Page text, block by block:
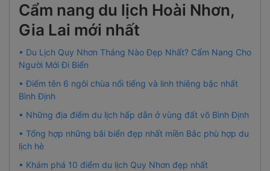
Cẩm nang du lịch Hoài Nhơn,
Gia Lai mới nhất
• Du Lịch Quy Nhơn Tháng Nào Đẹp Nhất? Cẩm Nang Cho
Người Mới Đi Biển
• Điểm tên 6 ngôi chùa nổi tiếng và linh thiêng bậc nhất
Bình Định
• Những địa điểm du lịch hấp dẫn ở vùng đất võ Bình Định
• Tổng hợp những bãi biển đẹp nhất miền Bắc phù hợp du
lịch hè
• Khám phá 10 điểm du lịch Quy Nhơn đẹp nhất